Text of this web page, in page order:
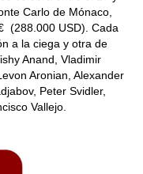
Carlo de Mónaco,
(288.000 USD). Cada
a la ciega y otra de
Anand, Vladimir
Aronian, Alexander
Peter Svidler,
Vallejo.